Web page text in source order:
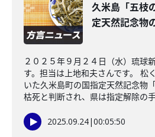
久米島「五枝
定天然記念物
２０２５年９月２４日（水）琉球
す。担当は上地和夫さんです。 松
いた久米島町の国指定天然記念物
枯死と判断され、県は指定解除の
2025.09.24|00:05:50